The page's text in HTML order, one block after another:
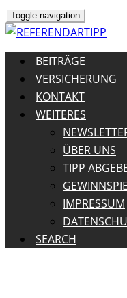
Toggle navigation
BEITRÄGE
VERSICHERUNG
KONTAKT
WEITERES
ÜBER UNS
TIPP
IMPRESSUM
SEARCH